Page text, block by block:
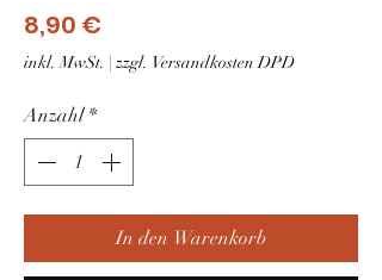
8,90 €
inkl. MwSt. | zzgl. Versandkosten DPD
Anzahl *
In den Warenkorb